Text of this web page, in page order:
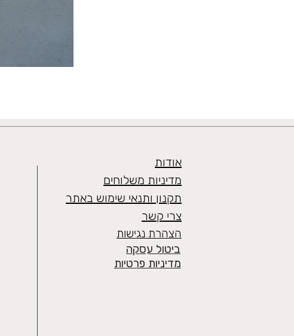
אודות
מדיניות משלוחים
תקנון ותנאי שימוש באתר
צרי קשר
הצהרת נגישות
מדיניות פרטיות
ביטול עסקה